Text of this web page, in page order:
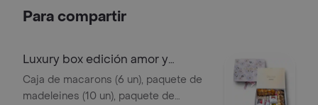
Para compartir
Luxury box edición amor y
amistad
Caja de macarons (6 un), paquete de
madeleines (10 un), paquete de